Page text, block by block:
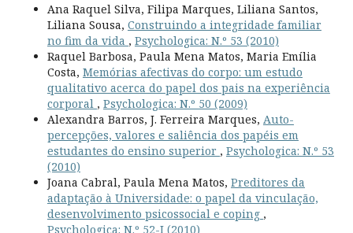
Ana Raquel Silva, Filipa Marques, Liliana Santos,
Liliana Sousa, Construindo a integridade familiar
no fim da vida , Psychologica: N.º 53 (2010)
Raquel Barbosa, Paula Mena Matos, Maria Emília
Costa, Memórias afectivas do corpo: um estudo
qualitativo acerca do papel dos pais na experiência
corporal , Psychologica: N.º 50 (2009)
Alexandra Barros, J. Ferreira Marques, Auto-
percepções, valores e saliência dos papéis em
estudantes do ensino superior , Psychologica: N.º 53
(2010)
Joana Cabral, Paula Mena Matos, Preditores da
adaptação à Universidade: o papel da vinculação,
desenvolvimento psicossocial e coping ,
Psychologica: N.º 52-I (2010)